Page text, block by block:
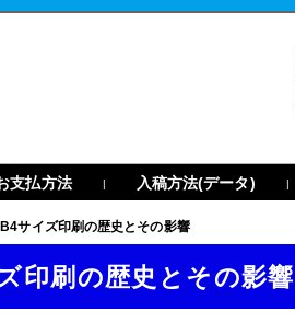
支払方法 | 入稿方法(データ) |
サイズ印刷の歴史とその影響
印刷の歴史とその影響